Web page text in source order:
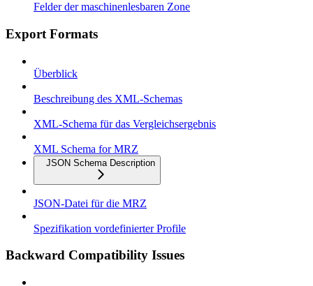
Felder der maschinenlesbaren Zone
Export Formats
Überblick
Beschreibung des XML-Schemas
XML-Schema für das Vergleichsergebnis
XML Schema for MRZ
JSON Schema Description
JSON-Datei für die MRZ
Spezifikation vordefinierter Profile
Backward Compatibility Issues